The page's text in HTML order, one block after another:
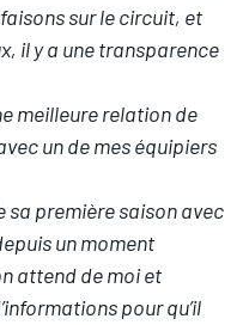
sur le circuit, et
il y a une transparence
meilleure relation de
un de mes équipiers
sa première saison avec
un moment
attend de moi et
pour qu’il